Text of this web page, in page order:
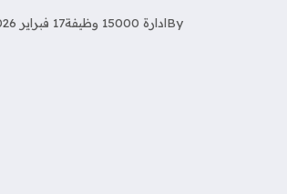
Byادارة 15000 وظيفة 17 فبراير 2026 - 9:04ص